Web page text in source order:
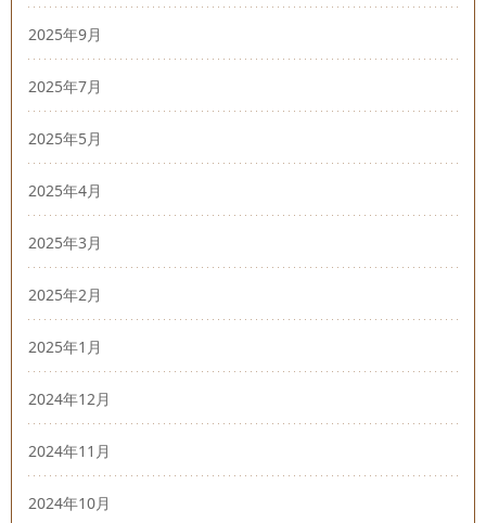
2025年9月
2025年7月
2025年5月
2025年4月
2025年3月
2025年2月
2025年1月
2024年12月
2024年11月
2024年10月